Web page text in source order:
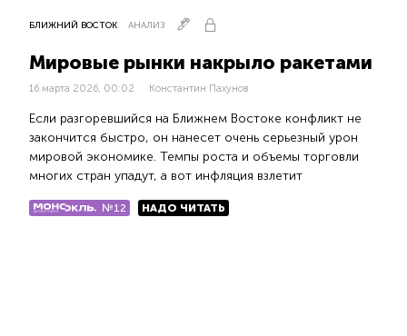
БЛИЖНИЙ ВОСТОК АНАЛИЗ
Мировые рынки накрыло ракетами
16 марта 2026, 00:02 Константин Пахунов
Если разгоревшийся на Ближнем Востоке конфликт не
закончится быстро, он нанесет очень серьезный урон
мировой экономике. Темпы роста и объемы торговли
многих стран упадут, а вот инфляция взлетит
№12 НАДО ЧИТАТЬ